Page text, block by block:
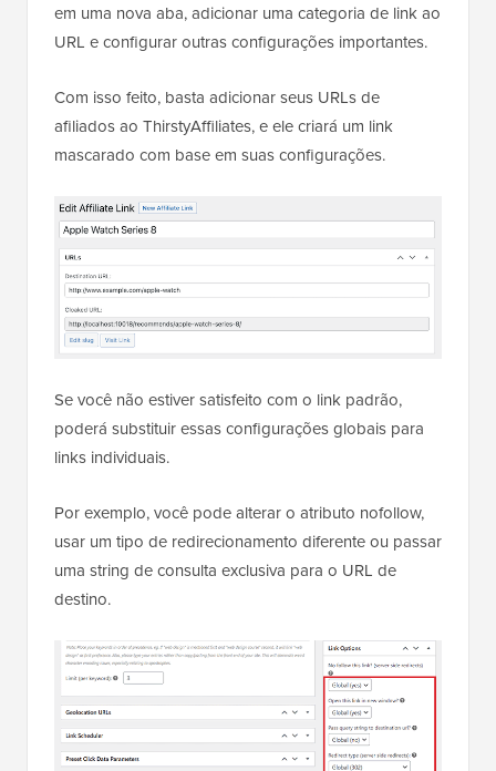
em uma nova aba, adicionar uma categoria de link ao
URL e configurar outras configurações importantes.
Com isso feito, basta adicionar seus URLs de
afiliados ao ThirstyAffiliates, e ele criará um link
mascarado com base em suas configurações.
Se você não estiver satisfeito com o link padrão,
poderá substituir essas configurações globais para
links individuais.
Por exemplo, você pode alterar o atributo nofollow,
usar um tipo de redirecionamento diferente ou passar
uma string de consulta exclusiva para o URL de
destino.